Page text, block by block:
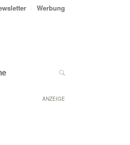
Werbung
ANZEIGE